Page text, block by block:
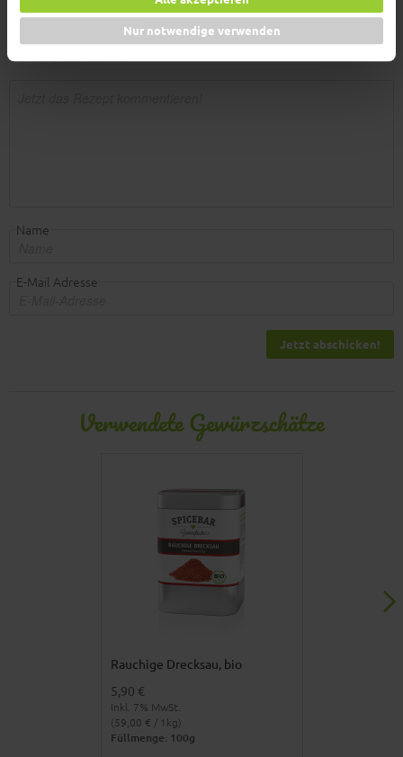
Nur notwendige verwenden
Kommentare
Name
E-Mail Adresse
Jetzt abschicken!
Verwendete Gewürzschätze
Rauchige Drecksau, bio
5,90 €
Inkl. 7% MwSt.
(59,00 € / 1kg)
Füllmenge: 100g